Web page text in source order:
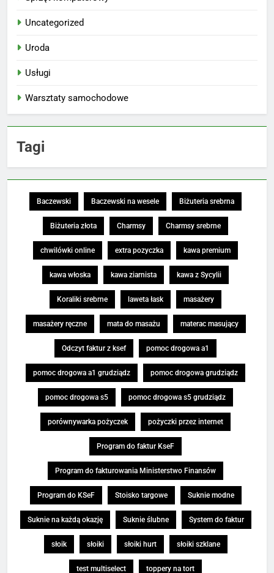
Uncategorized
Uroda
Usługi
Warsztaty samochodowe
Tagi
Baczewski Baczewski na wesele Biżuteria srebrna
Biżuteria złota Charmsy Charmsy srebrne
chwilówki online extra pozyczka kawa premium
kawa włoska kawa ziarnista kawa z Sycylii
Koraliki srebrne laweta łask masażery
masażery ręczne mata do masażu materac masujący
Odczyt faktur z ksef pomoc drogowa a1
pomoc drogowa a1 grudziądz pomoc drogowa grudziądz
pomoc drogowa s5 pomoc drogowa s5 grudziądz
porównywarka pożyczek pożyczki przez internet
Program do faktur KseF
Program do fakturowania Ministerstwo Finansów
Program do KSeF Stoisko targowe Suknie modne
Suknie na każdą okazję Suknie ślubne System do faktur
słoik słoiki słoiki hurt słoiki szklane
test multiselect toppery na tort